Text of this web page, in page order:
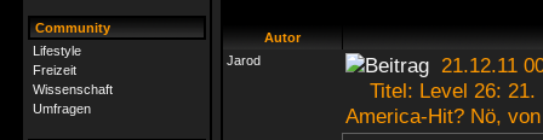
Community
Lifestyle
Freizeit
Wissenschaft
Umfragen
Autor
Jarod
21.12.11
Titel: Level 26: 21.
America-Hit? Nö,